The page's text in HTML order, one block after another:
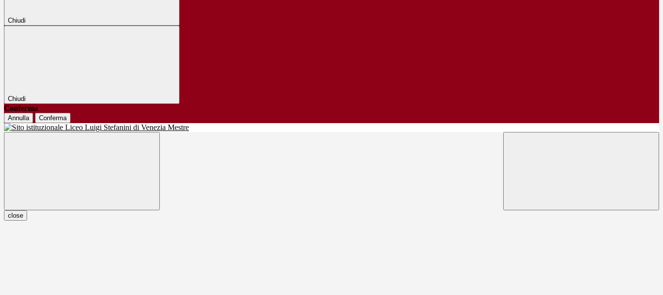
Chiudi
Chiudi
Conferma
Annulla Conferma
close